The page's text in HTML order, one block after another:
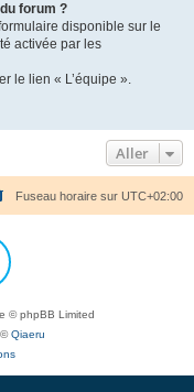
forum ?
disponible sur le
activée par les
le lien « L’équipe ».
Aller
Fuseau horaire sur UTC+02:00
© phpBB Limited
©Qiaeru